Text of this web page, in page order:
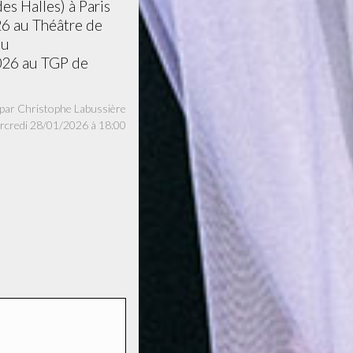
Halles) à Paris
au Théâtre de
au TGP de
par Christophe Labussière
mercredi 28/01/2026 à 18:00